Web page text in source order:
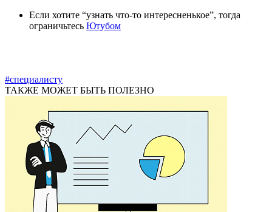
Если хотите “узнать что-то интересненькое”, тогда
ограничьтесь Ютубом
#специалисту
ТАКЖЕ МОЖЕТ БЫТЬ ПОЛЕЗНО